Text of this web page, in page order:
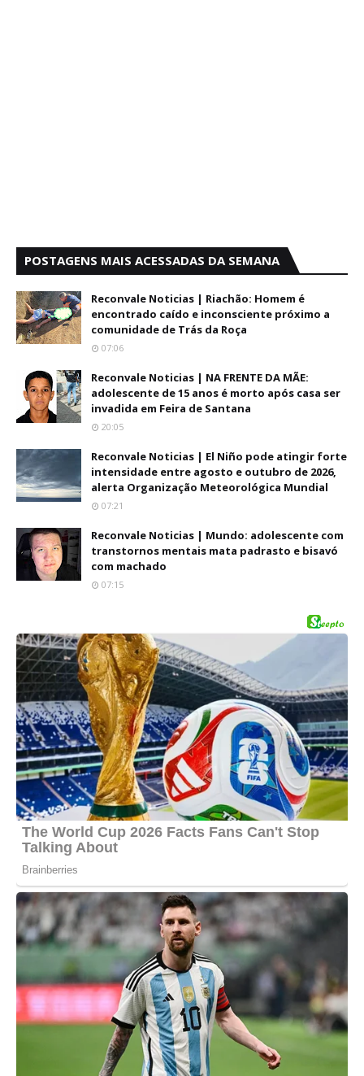
POSTAGENS MAIS ACESSADAS DA SEMANA
Reconvale Noticias | Riachão: Homem é
encontrado caído e inconsciente próximo a
comunidade de Trás da Roça
07:06
Reconvale Noticias | NA FRENTE DA MÃE:
adolescente de 15 anos é morto após casa ser
invadida em Feira de Santana
20:05
Reconvale Noticias | El Niño pode atingir forte
intensidade entre agosto e outubro de 2026,
alerta Organização Meteorológica Mundial
07:21
Reconvale Noticias | Mundo: adolescente com
transtornos mentais mata padrasto e bisavó
com machado
07:15